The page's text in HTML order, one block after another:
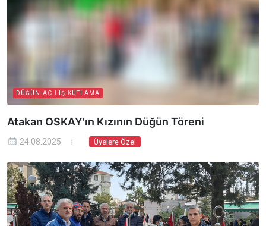
DÜĞÜN-AÇILIŞ-KUTLAMA
Atakan OSKAY'ın Kızının Düğün Töreni
24.08.2025 Üyelere Özel